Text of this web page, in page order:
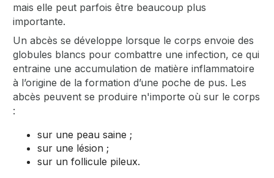
mais elle peut parfois être beaucoup plus
importante.
Un abcès se développe lorsque le corps envoie des
globules blancs pour combattre une infection, ce qui
entraine une accumulation de matière inflammatoire
à l’origine de la formation d’une poche de pus. Les
abcès peuvent se produire n'importe où sur le corps
:
sur une peau saine ;
sur une lésion ;
sur un follicule pileux.